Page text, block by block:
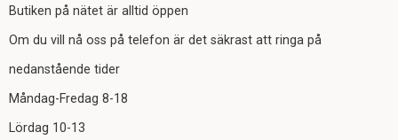
Butiken på nätet är alltid öppen
Om du vill nå oss på telefon är det säkrast att ringa på
nedanstående tider
Måndag-Fredag 8-18
Lördag 10-13